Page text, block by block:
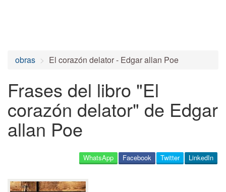
obras El corazón delator - Edgar allan Poe
Frases del libro "El
corazón delator" de Edgar
allan Poe
LinkedIn
Twitter
Facebook
WhatsApp